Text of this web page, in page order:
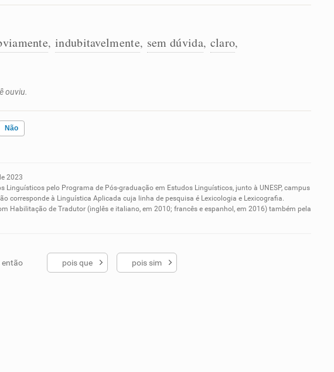
, indubitavelmente, sem dúvida, claro,
ouviu.
Não
ajudou
2023
Linguísticos pelo Programa de Pós-graduação em Estudos Linguísticos, junto à UNESP, campus
corresponde à Linguística Aplicada cuja linha de pesquisa é Lexicologia e Lexicografia.
Habilitação de Tradutor (inglês e italiano, em 2010; francês e espanhol, em 2016) também pela
então pois que pois sim